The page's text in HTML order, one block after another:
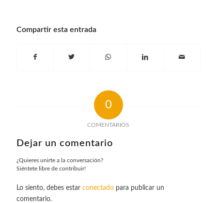
Compartir esta entrada
0
COMENTARIOS
Dejar un comentario
¿Quieres unirte a la conversación?
Siéntete libre de contribuir!
Lo siento, debes estar conectadopara publicar un
comentario.